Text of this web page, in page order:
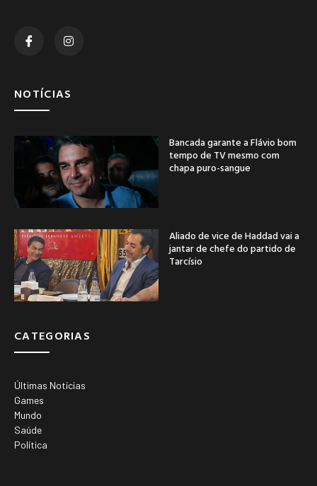
NOTÍCIAS
Bancada garante a Flávio bom
tempo de TV mesmo com
chapa puro-sangue
Aliado de vice de Haddad vai a
jantar de chefe do partido de
Tarcísio
CATEGORIAS
Últimas Notícias
Games
Mundo
Saúde
Política